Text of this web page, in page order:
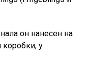
он нанесен на
у